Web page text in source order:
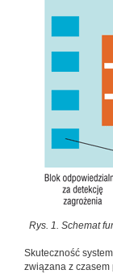
Rys. 1. Schemat
Skuteczność
związana z czasem